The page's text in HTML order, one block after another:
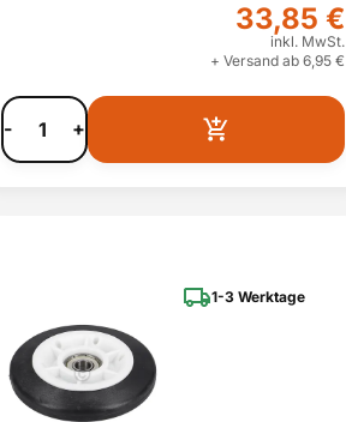
33,85 €
inkl. MwSt.
+ Versand ab 6,95 €
- +
1-3 Werktage